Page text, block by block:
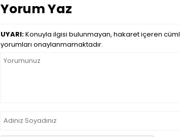
Yorum Yaz
UYARI:Konuyla ilgisi bulunmayan, hakaret içeren
yorumları onaylanmamaktadır.